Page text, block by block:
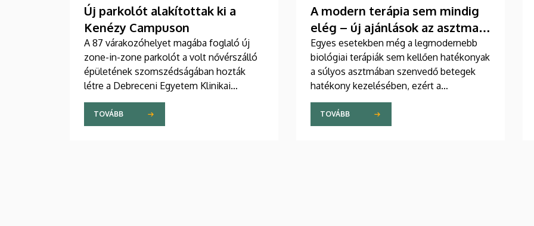
Új parkolót alakítottak ki a
Kenézy Campuson
A 87 várakozóhelyet magába foglaló új
zone-in-zone parkolót a volt nővérszálló
épületének szomszédságában hozták
létre a Debreceni Egyetem Klinikai
Központ Kenézy Gyula Campusán. Az új
területet várhatóan augusztusban nyitják
meg a járművek előtt.
TOVÁBB
A modern terápia sem mindig
elég – új ajánlások az asztma
kezelésében
Egyes esetekben még a legmodernebb
biológiai terápiák sem kellően hatékonyak
a súlyos asztmában szenvedő betegek
hatékony kezelésében, ezért a
szakemberek az új gyógyszerek
kifejlesztésére irányuló kutatások
felgyorsítását sürgetik. A témában a
TOVÁBB